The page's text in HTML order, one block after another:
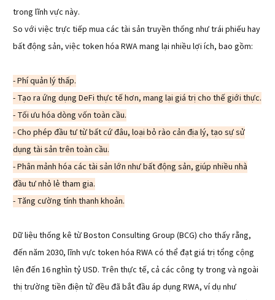
trong lĩnh vực này.
So với việc trực tiếp mua các tài sản truyền thống như trái phiếu hay
bất động sản, việc token hóa RWA mang lại nhiều lợi ích, bao gồm:
- Phí quản lý thấp.
- Tạo ra ứng dụng DeFi thực tế hơn, mang lại giá trị cho thế giới thực.
- Tối ưu hóa dòng vốn toàn cầu.
- Cho phép đầu tư từ bất cứ đâu, loại bỏ rào cản địa lý, tạo sự sử
dụng tài sản trên toàn cầu.
- Phân mảnh hóa các tài sản lớn như bất động sản, giúp nhiều nhà
đầu tư nhỏ lẻ tham gia.
- Tăng cường tính thanh khoản.
Dữ liệu thống kê từ Boston Consulting Group (BCG) cho thấy rằng,
đến năm 2030, lĩnh vực token hóa RWA có thể đạt giá trị tổng cộng
lên đến 16 nghìn tỷ USD. Trên thực tế, cả các công ty trong và ngoài
thị trường tiền điện tử đều đã bắt đầu áp dụng RWA, ví dụ như